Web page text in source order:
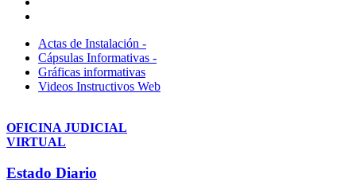
Actas de Instalación -
Cápsulas Informativas -
Gráficas informativas
Videos Instructivos Web
OFICINA JUDICIAL
VIRTUAL
Estado Diario